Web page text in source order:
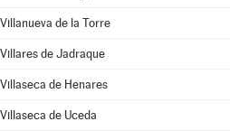
Villanueva de la Torre
Villares de Jadraque
Villaseca de Henares
Villaseca de Uceda